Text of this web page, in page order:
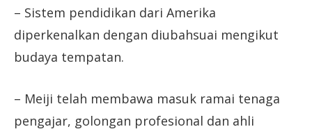
– Sistem pendidikan dari Amerika
diperkenalkan dengan diubahsuai mengikut
budaya tempatan.
– Meiji telah membawa masuk ramai tenaga
pengajar, golongan profesional dan ahli